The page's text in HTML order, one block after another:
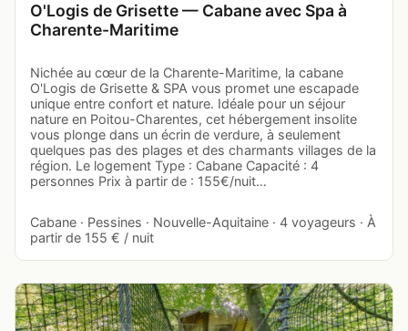
O'Logis de Grisette — Cabane avec Spa à
Charente-Maritime
Nichée au cœur de la Charente-Maritime, la cabane
O'Logis de Grisette & SPA vous promet une escapade
unique entre confort et nature. Idéale pour un séjour
nature en Poitou-Charentes, cet hébergement insolite
vous plonge dans un écrin de verdure, à seulement
quelques pas des plages et des charmants villages de la
région. Le logement Type : Cabane Capacité : 4
personnes Prix à partir de : 155€/nuit…
Cabane · Pessines · Nouvelle-Aquitaine · 4 voyageurs · À
partir de 155 € / nuit